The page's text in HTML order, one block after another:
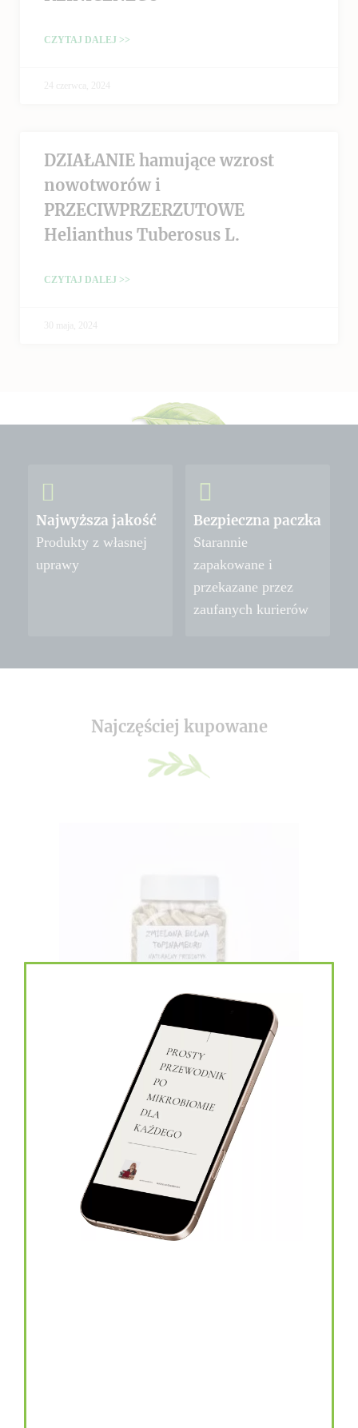
CZYTAJ DALEJ >>
24 czerwca, 2024
DZIAŁANIE hamujące wzrost
nowotworów i
PRZECIWPRZERZUTOWE
Helianthus Tuberosus L.
CZYTAJ DALEJ >>
30 maja, 2024
Najwyższa jakość
Produkty z własnej
uprawy
Bezpieczna paczka
Starannie
zapakowane i
przekazane przez
zaufanych kurierów
Najczęściej kupowane
topinambur w kapsułkach